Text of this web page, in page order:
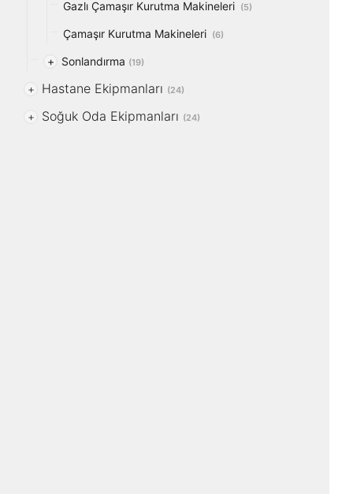
Gazlı Çamaşır Kurutma Makineleri (5)
Çamaşır Kurutma Makineleri (6)
+ Sonlandırma (19)
+ Hastane Ekipmanları (24)
+ Soğuk Oda Ekipmanları (24)